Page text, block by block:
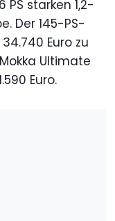
PS starken 1,2-
Der 145-PS-
Euro zu
Ultimate
Euro.